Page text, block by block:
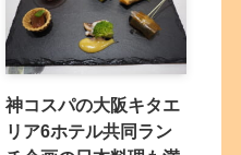
神コスパの大阪キタエ
リア6ホテル共同ラン